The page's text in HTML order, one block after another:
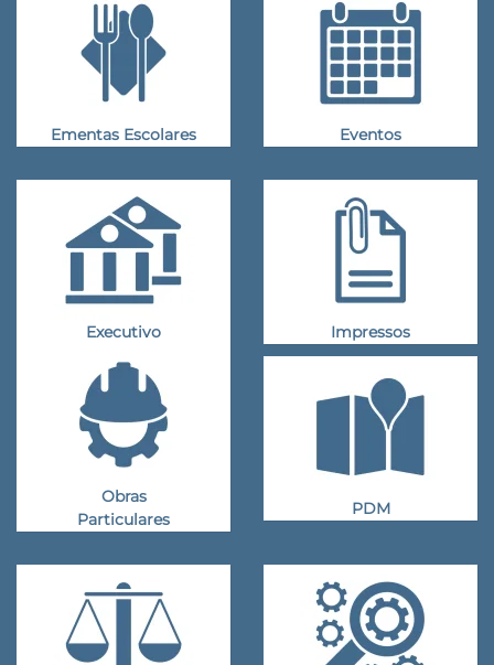
Ementas Escolares Eventos
Executivo Impressos
Obras
Particulares
PDM